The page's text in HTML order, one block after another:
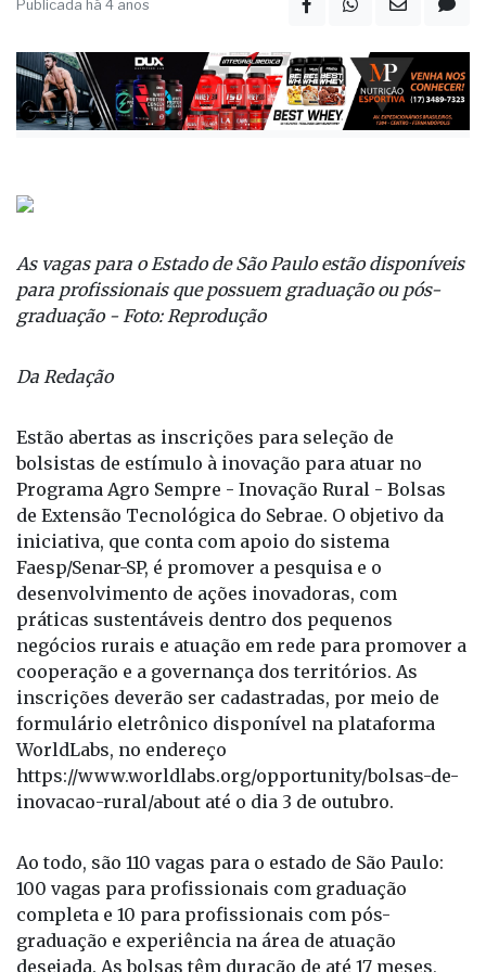
Publicada há 4 anos
As vagas para o Estado de São Paulo estão disponíveis
para profissionais que possuem graduação ou pós-
graduação - Foto: Reprodução
Da Redação
Estão abertas as inscrições para seleção de
bolsistas de estímulo à inovação para atuar no
Programa Agro Sempre - Inovação Rural - Bolsas
de Extensão Tecnológica do Sebrae. O objetivo da
iniciativa, que conta com apoio do sistema
Faesp/Senar-SP, é promover a pesquisa e o
desenvolvimento de ações inovadoras, com
práticas sustentáveis dentro dos pequenos
negócios rurais e atuação em rede para promover a
cooperação e a governança dos territórios. As
inscrições deverão ser cadastradas, por meio de
formulário eletrônico disponível na plataforma
WorldLabs, no endereço
https://www.worldlabs.org/opportunity/bolsas-de-
inovacao-rural/about até o dia 3 de outubro.
Ao todo, são 110 vagas para o estado de São Paulo:
100 vagas para profissionais com graduação
completa e 10 para profissionais com pós-
graduação e experiência na área de atuação
desejada. As bolsas têm duração de até 17 meses,